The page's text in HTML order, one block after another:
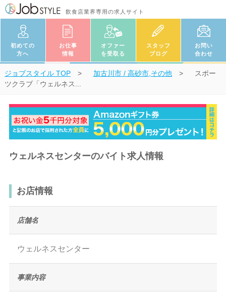
飲食店業界専用の求人サイト
初めての
方へ
お仕事
情報
オファー
を受取る
スタッフ
ブログ
お問い
合わせ
ジョブスタイルTOP 加古川市 / 高砂市,その他
スポー
ツクラブ「ウェルネス...
ウェルネスセンターのバイト求人情報
お店情報
店舗名
ウェルネスセンター
事業内容